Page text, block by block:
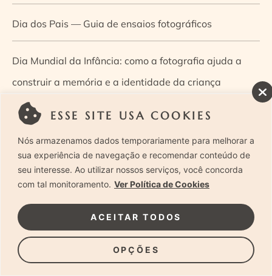
ESSE SITE USA COOKIES
Nós armazenamos dados temporariamente para melhorar a
sua experiência de navegação e recomendar conteúdo de
seu interesse. Ao utilizar nossos serviços, você concorda
com tal monitoramento. Ver Política de Cookies
OPÇÕES
ACEITAR TODOS
Dia dos Pais — Guia de ensaios fotográficos
Dia Mundial da Infância: como a fotografia ajuda a
construir a memória e a identidade da criança
Diário de uma grávida e sua pequena
Dica de especialista: como otimizar o fluxo de trabalho
no ensaio newborn?
Dica de especialista: qual o melhor guia de poses para
fotografia newborn?